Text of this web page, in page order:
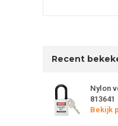
Recent
Nylon
813641
Bekijk